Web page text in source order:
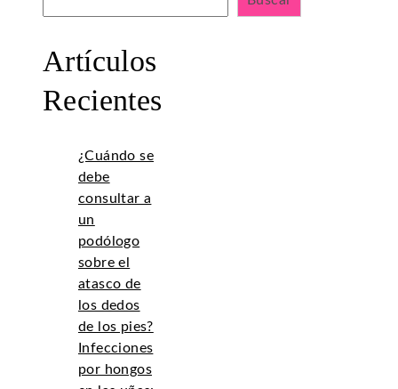
Artículos
Recientes
¿Cuándo se
debe
consultar a
un
podólogo
sobre el
atasco de
los dedos
de los pies?
Infecciones
por hongos